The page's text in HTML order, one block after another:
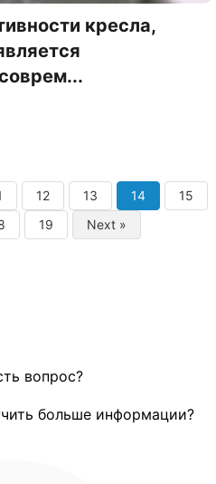
кресла,
12 13 14
15
19 Next »
вопрос?
больше информации?